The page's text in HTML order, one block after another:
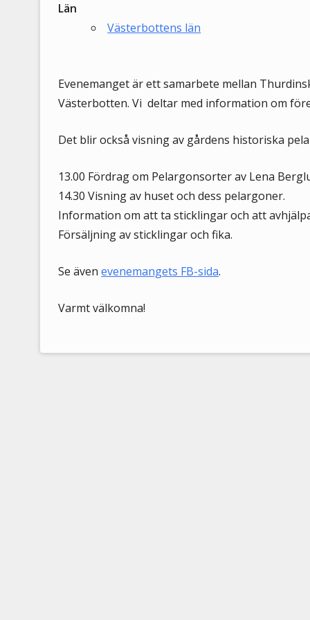
Län
Västerbottens län
Evenemanget är ett samarbete mellan
Västerbotten. Vi deltar med information om
Det blir också visning av gårdens historiska
13.00 Fördrag om Pelargonsorter av Lena
14.30 Visning av huset och dess pelargoner.
Information om att ta sticklingar och att
Försäljning av sticklingar och fika.
Se ävenevenemangets FB-sida.
Varmt välkomna!